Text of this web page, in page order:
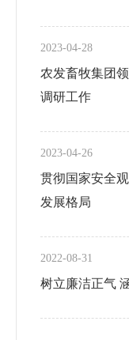
2023-04-28
农发畜牧集团
调研工作
2023-04-26
贯彻国家安全
发展格局
2022-08-31
树